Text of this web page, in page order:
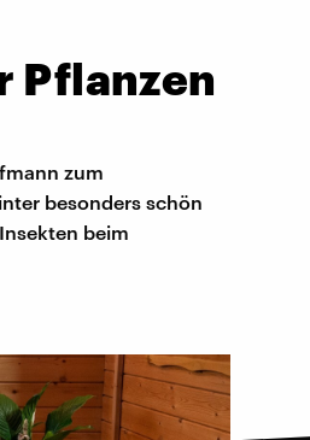
Pflanzen
zum
besonders schön
beim